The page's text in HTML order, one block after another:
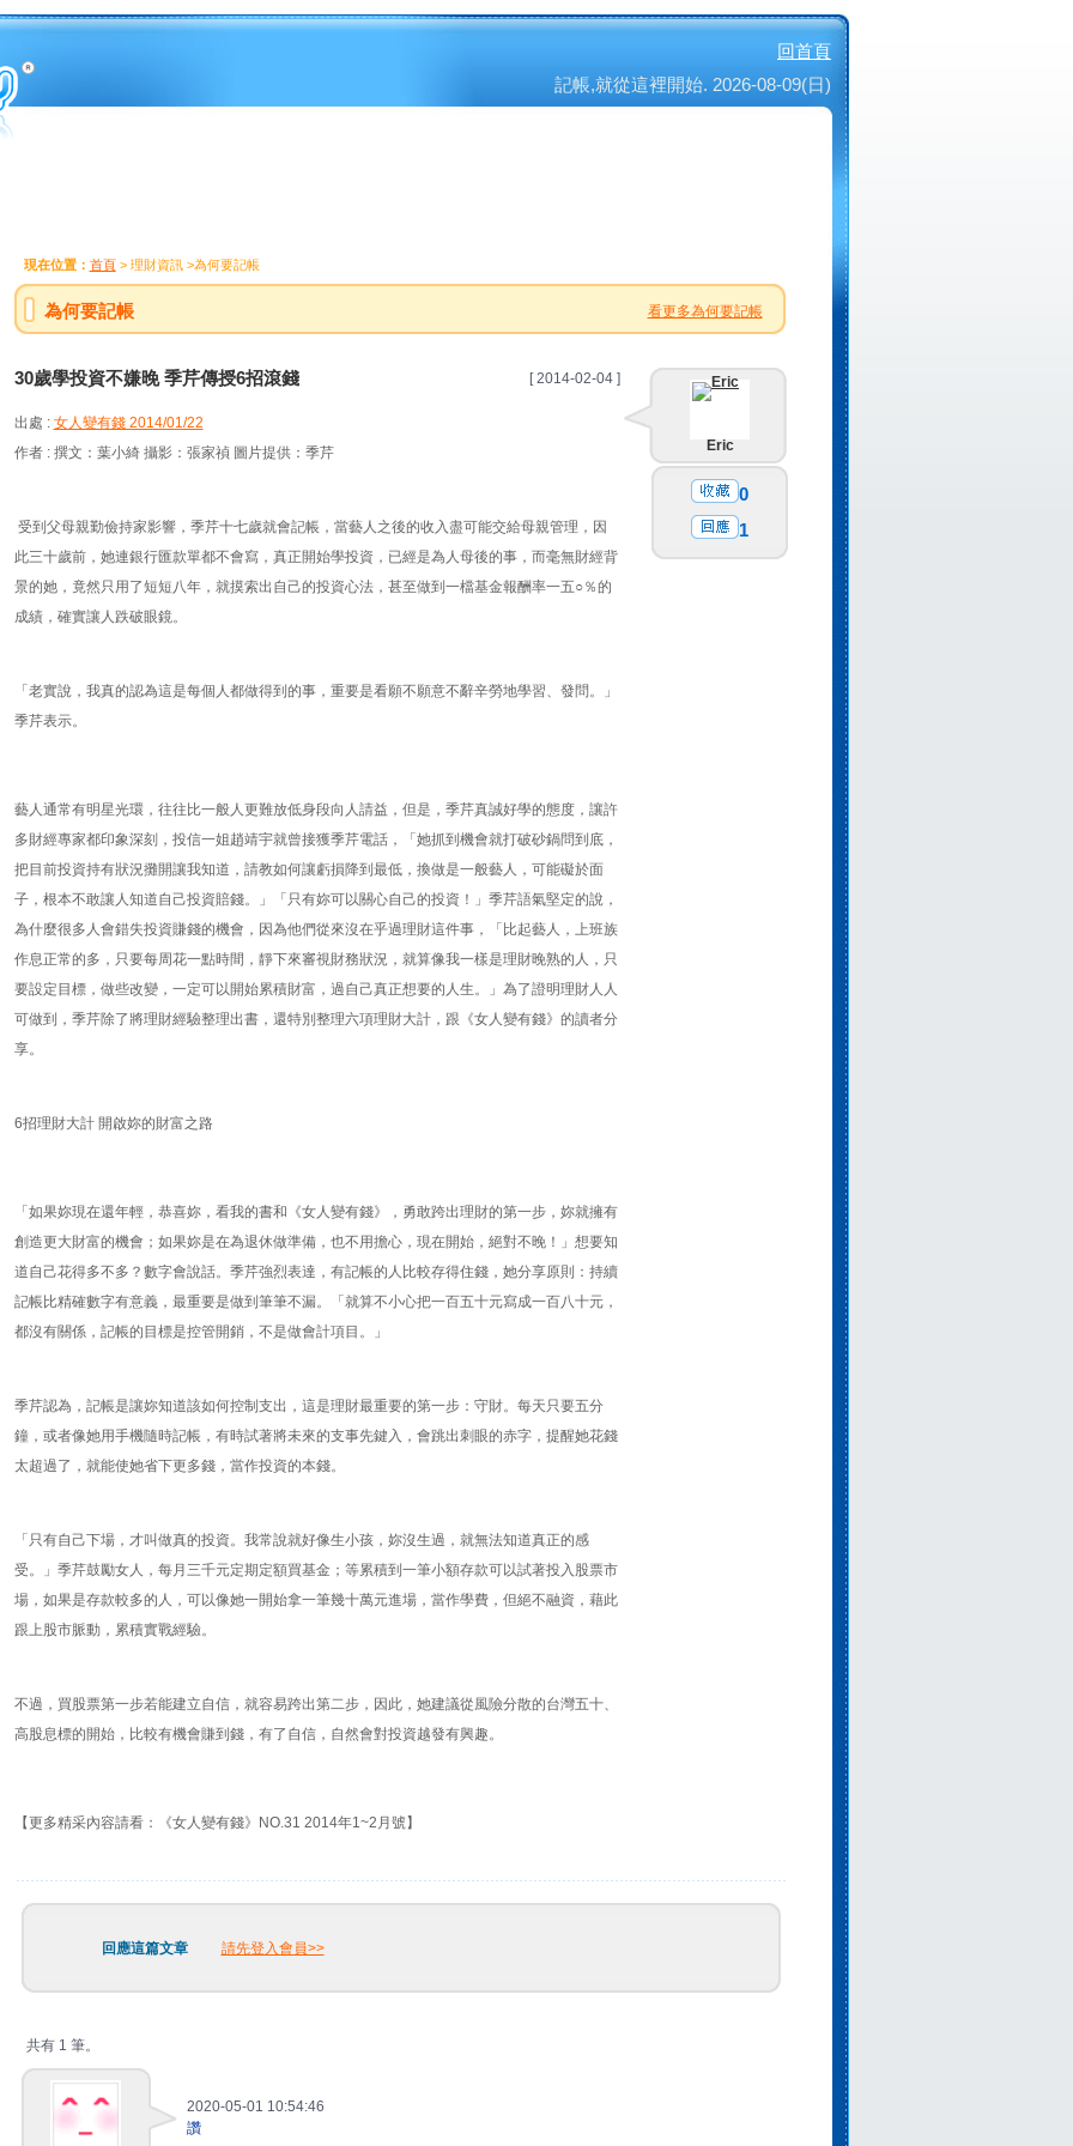
回首頁
記帳,就從這裡開始. 2026-08-09(日)
現在位置： 首頁> 理財資訊 >為何要記帳
為何要記帳 看更多為何要記帳
30歲學投資不嫌晚 季芹傳授6招滾錢 [ 2014-02-04 ]
出處 : 女人變有錢 2014/01/22
作者 : 撰文：葉小綺 攝影：張家禎 圖片提供：季芹
受到父母親勤儉持家影響，季芹十七歲就會記帳，當藝人之後的收入盡可能交給母親管理，因
此三十歲前，她連銀行匯款單都不會寫，真正開始學投資，已經是為人母後的事，而毫無財經背
景的她，竟然只用了短短八年，就摸索出自己的投資心法，甚至做到一檔基金報酬率一五○％的
成績，確實讓人跌破眼鏡。
「老實說，我真的認為這是每個人都做得到的事，重要是看願不願意不辭辛勞地學習、發問。」
季芹表示。
藝人通常有明星光環，往往比一般人更難放低身段向人請益，但是，季芹真誠好學的態度，讓許
多財經專家都印象深刻，投信一姐趙靖宇就曾接獲季芹電話，「她抓到機會就打破砂鍋問到底，
把目前投資持有狀況攤開讓我知道，請教如何讓虧損降到最低，換做是一般藝人，可能礙於面
子，根本不敢讓人知道自己投資賠錢。」「只有妳可以關心自己的投資！」季芹語氣堅定的說，
為什麼很多人會錯失投資賺錢的機會，因為他們從來沒在乎過理財這件事，「比起藝人，上班族
作息正常的多，只要每周花一點時間，靜下來審視財務狀況，就算像我一樣是理財晚熟的人，只
要設定目標，做些改變，一定可以開始累積財富，過自己真正想要的人生。」為了證明理財人人
可做到，季芹除了將理財經驗整理出書，還特別整理六項理財大計，跟《女人變有錢》的讀者分
享。
6招理財大計 開啟妳的財富之路
「如果妳現在還年輕，恭喜妳，看我的書和《女人變有錢》，勇敢跨出理財的第一步，妳就擁有
創造更大財富的機會；如果妳是在為退休做準備，也不用擔心，現在開始，絕對不晚！」想要知
道自己花得多不多？數字會說話。季芹強烈表達，有記帳的人比較存得住錢，她分享原則：持續
記帳比精確數字有意義，最重要是做到筆筆不漏。「就算不小心把一百五十元寫成一百八十元，
都沒有關係，記帳的目標是控管開銷，不是做會計項目。」
季芹認為，記帳是讓妳知道該如何控制支出，這是理財最重要的第一步：守財。每天只要五分
鐘，或者像她用手機隨時記帳，有時試著將未來的支事先鍵入，會跳出刺眼的赤字，提醒她花錢
太超過了，就能使她省下更多錢，當作投資的本錢。
「只有自己下場，才叫做真的投資。我常說就好像生小孩，妳沒生過，就無法知道真正的感
受。」季芹鼓勵女人，每月三千元定期定額買基金；等累積到一筆小額存款可以試著投入股票市
場，如果是存款較多的人，可以像她一開始拿一筆幾十萬元進場，當作學費，但絕不融資，藉此
跟上股市脈動，累積實戰經驗。
不過，買股票第一步若能建立自信，就容易跨出第二步，因此，她建議從風險分散的台灣五十、
高股息標的開始，比較有機會賺到錢，有了自信，自然會對投資越發有興趣。
【更多精采內容請看：《女人變有錢》NO.31 2014年1~2月號】
Eric
0
1
回應這篇文章 請先登入會員>>
共有 1 筆。
2020-05-01 10:54:46
讚